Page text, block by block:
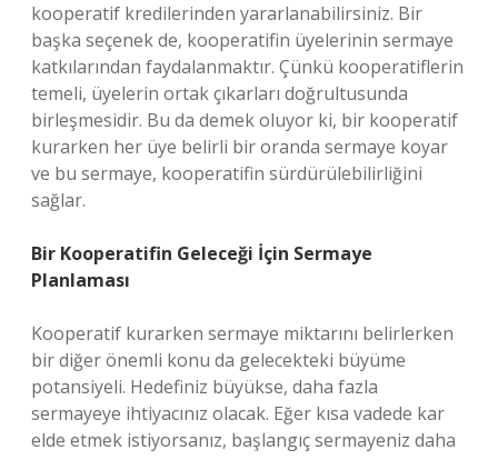
kooperatif kredilerinden yararlanabilirsiniz. Bir
başka seçenek de, kooperatifin üyelerinin sermaye
katkılarından faydalanmaktır. Çünkü kooperatiflerin
temeli, üyelerin ortak çıkarları doğrultusunda
birleşmesidir. Bu da demek oluyor ki, bir kooperatif
kurarken her üye belirli bir oranda sermaye koyar
ve bu sermaye, kooperatifin sürdürülebilirliğini
sağlar.
Bir Kooperatifin Geleceği İçin Sermaye
Planlaması
Kooperatif kurarken sermaye miktarını belirlerken
bir diğer önemli konu da gelecekteki büyüme
potansiyeli. Hedefiniz büyükse, daha fazla
sermayeye ihtiyacınız olacak. Eğer kısa vadede kar
elde etmek istiyorsanız, başlangıç sermayeniz daha